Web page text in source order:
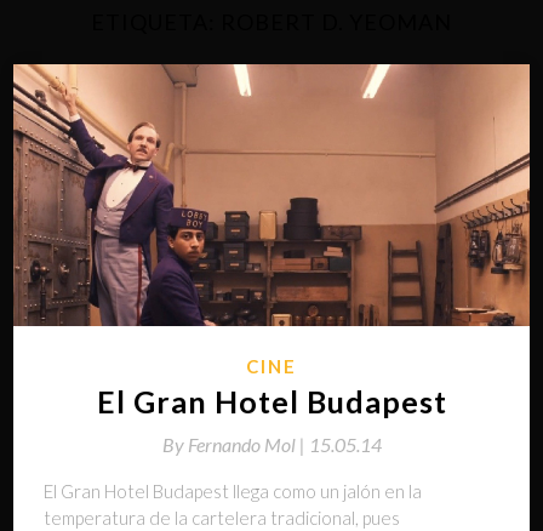
CINE
El Gran Hotel Budapest
By Fernando Mol | 15.05.14
El Gran Hotel Budapest llega como un jalón en la
temperatura de la cartelera tradicional, pues